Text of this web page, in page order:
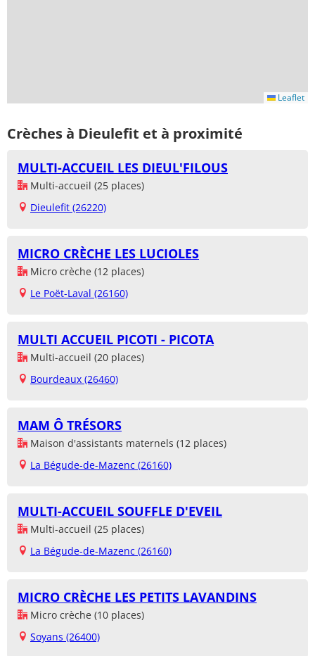
Leaflet
Crèches à Dieulefit et à proximité
MULTI-ACCUEIL LES DIEUL'FILOUS
Multi-accueil (25 places)
Dieulefit (26220)
MICRO CRÈCHE LES LUCIOLES
Micro crèche (12 places)
Le Poët-Laval (26160)
MULTI ACCUEIL PICOTI - PICOTA
Multi-accueil (20 places)
Bourdeaux (26460)
MAM Ô TRÉSORS
Maison d'assistants maternels (12 places)
La Bégude-de-Mazenc (26160)
MULTI-ACCUEIL SOUFFLE D'EVEIL
Multi-accueil (25 places)
La Bégude-de-Mazenc (26160)
MICRO CRÈCHE LES PETITS LAVANDINS
Micro crèche (10 places)
Soyans (26400)